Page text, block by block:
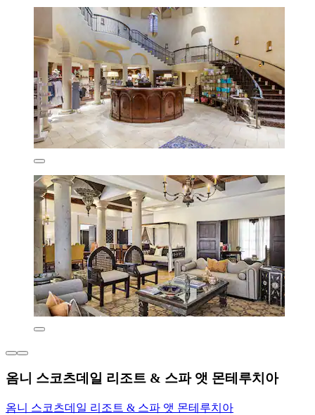
옴니 스코츠데일 리조트 & 스파 앳 몬테루치아
옴니 스코츠데일 리조트 & 스파 앳 몬테루치아